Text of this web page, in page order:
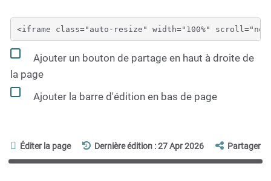
Ajouter un bouton de partage en haut à droite de
la page
Ajouter la barre d'édition en bas de page
Éditer la page Dernière édition : 27 Apr 2026 Partager